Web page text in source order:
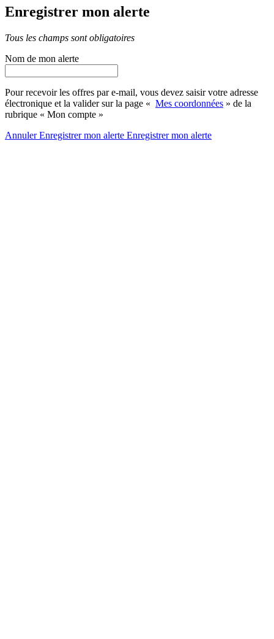
Enregistrer mon alerte
Tous les champs sont obligatoires
Nom de mon alerte
Pour recevoir les offres par e-mail, vous devez saisir votre adresse
électronique et la valider sur la page « Mes coordonnées » de la
rubrique « Mon compte »
AnnulerEnregistrer mon alerte Enregistrermon alerte